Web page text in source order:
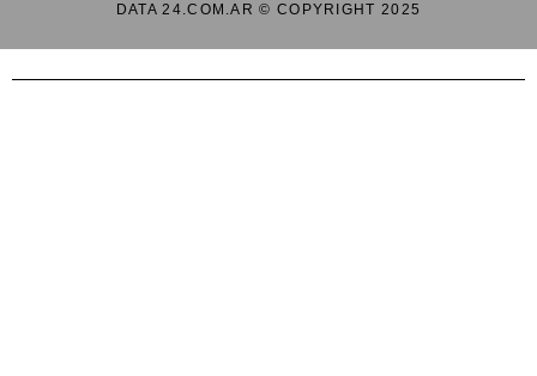
DATA 24.COM.AR © COPYRIGHT 2025